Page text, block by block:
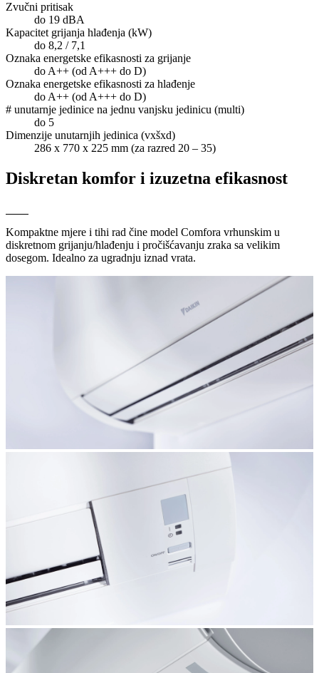
Zvučni pritisak
do 19 dBA
Kapacitet grijanja hlađenja (kW)
do 8,2 / 7,1
Oznaka energetske efikasnosti za grijanje
do A++ (od A+++ do D)
Oznaka energetske efikasnosti za hlađenje
do A++ (od A+++ do D)
# unutarnje jedinice na jednu vanjsku jedinicu (multi)
do 5
Dimenzije unutarnjih jedinica (vxšxd)
286 x 770 x 225 mm (za razred 20 – 35)
Diskretan komfor i izuzetna efikasnost
Kompaktne mjere i tihi rad čine model Comfora vrhunskim u
diskretnom grijanju/hlađenju i pročišćavanju zraka sa velikim
dosegom. Idealno za ugradnju iznad vrata.